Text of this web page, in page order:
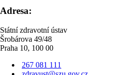
Adresa:
Státní zdravotní ústav
Šrobárova 49/48
Praha 10, 100 00
267 081 111